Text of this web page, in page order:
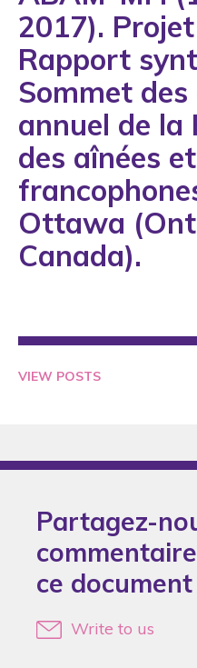
1994
1995
1996
1997
1998
1999
2000
2001
2002
2010
2011
2012
2017).
Rapport
Sommet
annuel de la
des aînées
Ottawa
Canada).
VIEW POSTS
Partagez-
ce document
Write to us